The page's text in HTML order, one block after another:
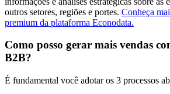
outros setores, regiões e portes. Conheça
premium da plataforma Econodata.
Como posso gerar mais vendas
B2B?
É fundamental você adotar os 3 processos